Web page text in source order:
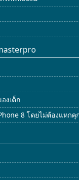
งเด็ก
8 โดยไม่ต้องแหกคุ